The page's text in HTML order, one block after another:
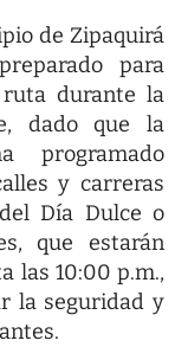
de Zipaquirá
para
durante la
dado que la
programado
y carreras
Día Dulce o
que estarán
las 10:00 p.m.,
la seguridad y